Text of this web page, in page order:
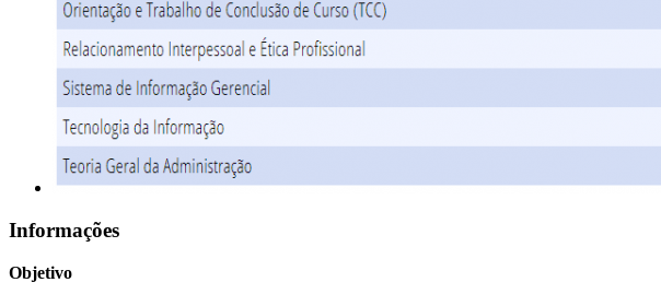
Informações
Objetivo